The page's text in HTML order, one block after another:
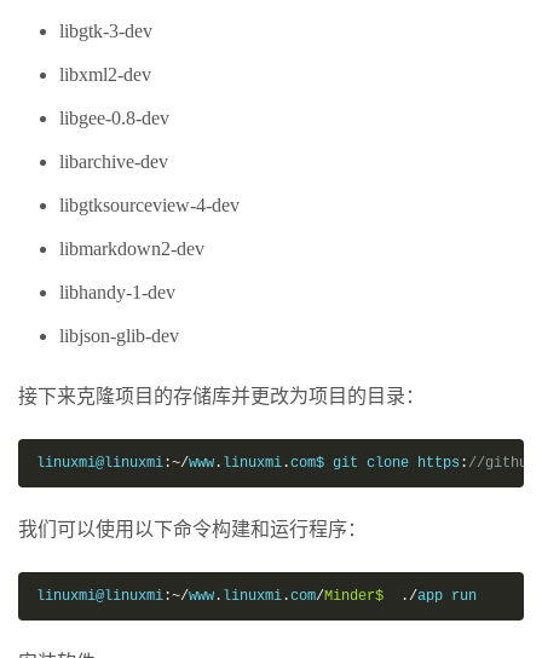
libgtk-3-dev
libxml2-dev
libgee-0.8-dev
libarchive-dev
libgtksourceview-4-dev
libmarkdown2-dev
libhandy-1-dev
libjson-glib-dev
接下来克隆项目的存储库并更改为项目的目录：
linuxmi@linuxmi :~/www . linuxmi .com$ git clone https : //
我们可以使用以下命令构建和运行程序：
linuxmi@linuxmi :~/www . linuxmi .com/Minder$ ./app run